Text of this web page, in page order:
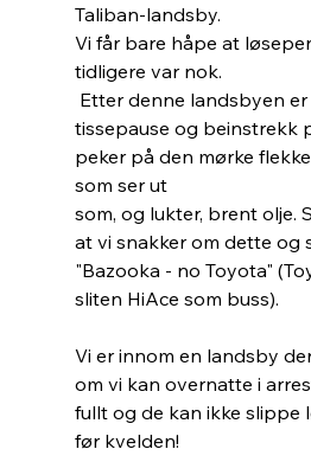
Taliban-landsby.
Vi får bare håpe at
tidligere var nok.
tissepause og beinstrekk
peker på den mørke
som ser ut
som, og lukter, brent olje.
at vi snakker om dette og
"Bazooka - no Toyota"
sliten HiAce som buss).
Vi er innom en landsby
om vi kan overnatte i
fullt og de kan ikke slippe
før kvelden!